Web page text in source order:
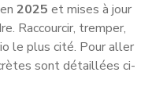
2025 et mises à jour
Raccourcir, tremper,
le plus cité. Pour aller
sont détaillées ci-